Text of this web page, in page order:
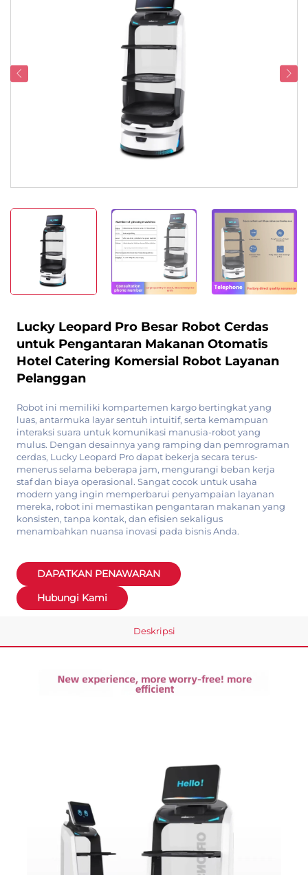
Dukungan Layanan
Hubungi Kami
Lucky Leopard Pro Besar Robot Cerdas
untuk Pengantaran Makanan Otomatis
Hotel Catering Komersial Robot Layanan
Pelanggan
Robot ini memiliki kompartemen kargo bertingkat yang
luas, antarmuka layar sentuh intuitif, serta kemampuan
interaksi suara untuk komunikasi manusia-robot yang
mulus. Dengan desainnya yang ramping dan pemrograman
cerdas, Lucky Leopard Pro dapat bekerja secara terus-
menerus selama beberapa jam, mengurangi beban kerja
staf dan biaya operasional. Sangat cocok untuk usaha
modern yang ingin memperbarui penyampaian layanan
mereka, robot ini memastikan pengantaran makanan yang
konsisten, tanpa kontak, dan efisien sekaligus
menambahkan nuansa inovasi pada bisnis Anda.
DAPATKAN PENAWARAN
Hubungi Kami
Deskripsi